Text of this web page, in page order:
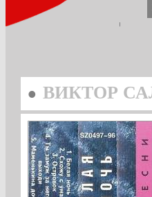
• ВИКТОР